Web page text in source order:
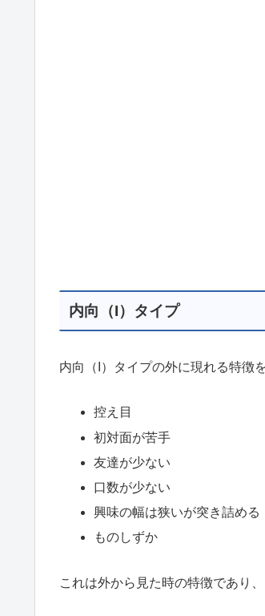
内向（I）タイプ
内向（I）タイプの外に現れる特徴
控え目
初対面が苦手
友達が少ない
口数が少ない
興味の幅は狭いが突き詰める
ものしずか
これは外から見た時の特徴であり